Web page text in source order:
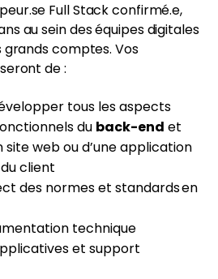
Full Stack confirmé.e,
au sein des équipes digitales
grands comptes. Vos
de :
tous les aspects
du back-end et
site web ou d’une application
client
des normes et standards en
technique
et support